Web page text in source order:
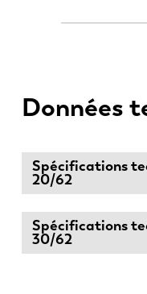
Données
Spécifications
20/62
Spécifications
30/62